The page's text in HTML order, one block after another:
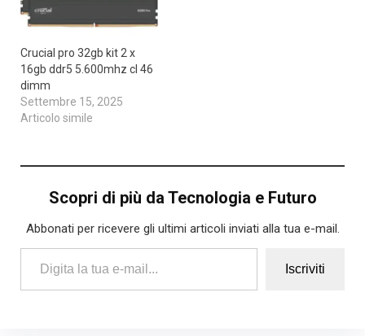
Crucial pro 32gb kit 2 x
16gb ddr5 5.600mhz cl 46
dimm
Settembre 15, 2025
Articolo simile
Scopri di più da Tecnologia e Futuro
Abbonati per ricevere gli ultimi articoli inviati alla tua e-mail.
Digita la tua e-mail...
Iscriviti